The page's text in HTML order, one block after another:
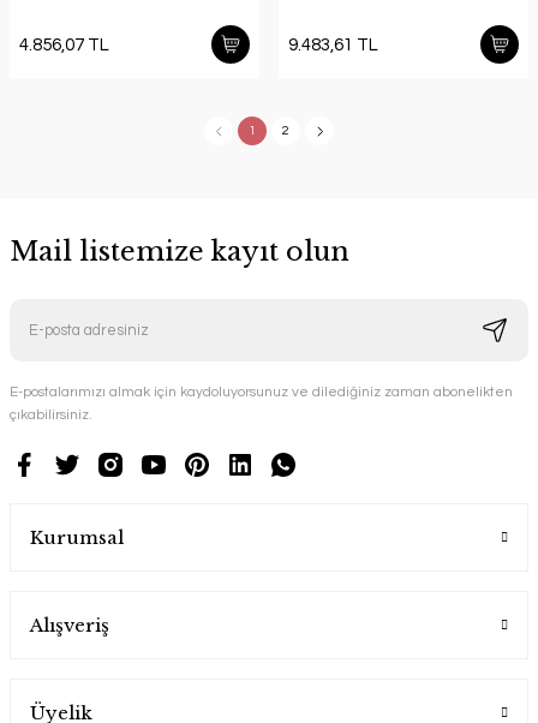
4.856,07 TL 9.483,61 TL
1 2
Mail listemize kayıt olun
E-postalarımızı almak için kaydoluyorsunuz ve dilediğiniz zaman abonelikten
çıkabilirsiniz.
Kurumsal
Alışveriş
Üyelik